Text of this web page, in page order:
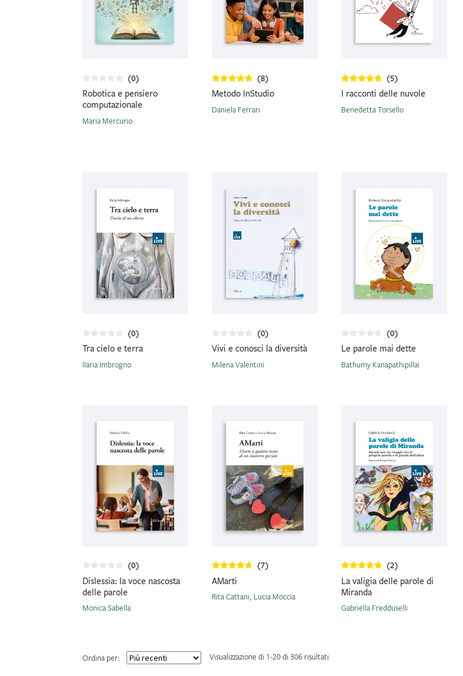
(0)
Robotica e pensiero
computazionale
Maria Mercurio
(8)
Metodo InStudio
Daniela Ferrari
(5)
I racconti delle nuvole
Benedetta Torsello
(0)
Tra cielo e terra
Ilaria Imbrogno
(0)
Vivi e conosci la diversità
Milena Valentini
(0)
Le parole mai dette
Bathumy Kanapathipillai
(0)
Dislessia: la voce nascosta
delle parole
Monica Sabella
(7)
AMarti
Rita Cattani, Lucia Moccia
(2)
La valigia delle parole di
Miranda
Gabriella Fredduselli
Visualizzazione di 1-20 di 306 risultati